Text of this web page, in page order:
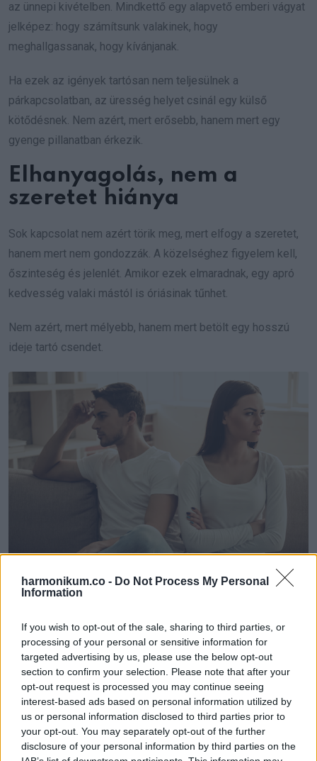
harmonikum.co - Do Not Process My Personal
Information
If you wish to opt-out of the sale, sharing to third parties, or
processing of your personal or sensitive information for
targeted advertising by us, please use the below opt-out
section to confirm your selection. Please note that after your
opt-out request is processed you may continue seeing
interest-based ads based on personal information utilized by
us or personal information disclosed to third parties prior to
your opt-out. You may separately opt-out of the further
disclosure of your personal information by third parties on the
az ünnepi kivételben. Mindkettő egy alapvető emberi vágyat
jelképez: hogy számítsunk valakinek, hogy
meghallgassanak, hogy kívánjanak.
Ha ezek az igények tartósan nem teljesülnek a
párkapcsolatban, az üresség helyet csinál egy külső
kötődésnek. Nem azért, mert erősebb, hanem mert egy
gyenge pillanatban érkezik.
Elhanyagolás, nem a
szeretet hiánya
Sok kapcsolat nem azért törik meg, mert elfogy a szeretet,
hanem mert nem gondozzák. A közelséghez figyelem kell,
őszinteség és jelenlét. Amikor ezek elmaradnak, egy apró
kedvesség valaki mástól is óriásinak tűnhet.
Nem azért, mert mélyebb, hanem mert betölt egy hosszú
ideje tartó csendet.
Két szerep, ami nem
cserélhető fel
Illúzió azt hinni, hogy a szerető helyettesítheti a feleséget,
vagy hogy a feleségnek „szeretővé” kell válnia, hogy
megtartsa a párját. Ezek más időtávon működnek, más
elvárásokkal és más keretek között. Egyik sem tudja